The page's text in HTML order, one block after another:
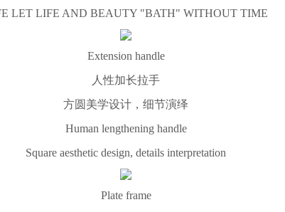
LET LIFE AND BEAUTY "BATH" WITHOUT TIME
Extension handle
人性加长拉手
方圆美学设计，细节演绎
Human lengthening handle
Square aesthetic design, details interpretation
Plate frame